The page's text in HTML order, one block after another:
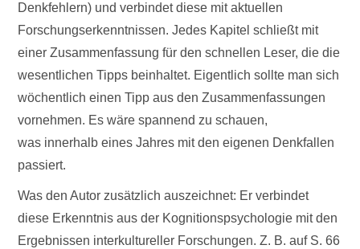
Denkfehlern) und verbindet diese mit aktuellen
Forschungserkenntnissen. Jedes Kapitel schließt mit
einer Zusammenfassung für den schnellen Leser, die die
wesentlichen Tipps beinhaltet. Eigentlich sollte man sich
wöchentlich einen Tipp aus den Zusammenfassungen
vornehmen. Es wäre spannend zu schauen,
was innerhalb eines Jahres mit den eigenen Denkfallen
passiert.
Was den Autor zusätzlich auszeichnet: Er verbindet
diese Erkenntnis aus der Kognitionspsychologie mit den
Ergebnissen interkultureller Forschungen. Z. B. auf S. 66